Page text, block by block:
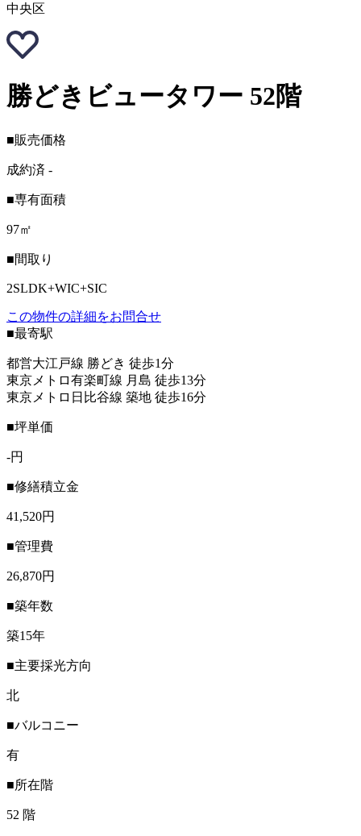
中央区
勝どきビュータワー 52階
■販売価格
成約済 -
■専有面積
97㎡
■間取り
2SLDK+WIC+SIC
この物件の詳細をお問合せ
■最寄駅
都営大江戸線 勝どき 徒歩1分
東京メトロ有楽町線 月島 徒歩13分
東京メトロ日比谷線 築地 徒歩16分
■坪単価
-円
■修繕積立金
41,520円
■管理費
26,870円
■築年数
築15年
■主要採光方向
北
■バルコニー
有
■所在階
52 階